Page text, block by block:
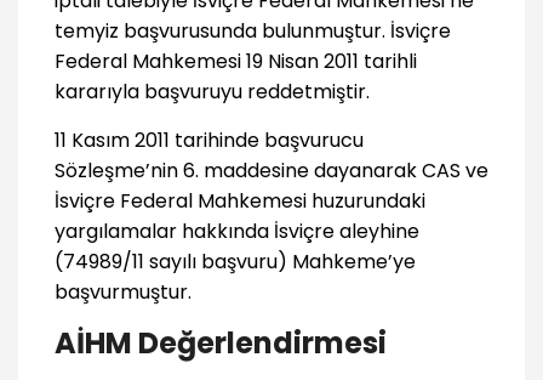
temyiz başvurusunda bulunmuştur. İsviçre
Federal Mahkemesi 19 Nisan 2011 tarihli
kararıyla başvuruyu reddetmiştir.
11 Kasım 2011 tarihinde başvurucu
Sözleşme’nin 6. maddesine dayanarak CAS ve
İsviçre Federal Mahkemesi huzurundaki
yargılamalar hakkında İsviçre aleyhine
(74989/11 sayılı başvuru) Mahkeme’ye
başvurmuştur.
AİHM Değerlendirmesi